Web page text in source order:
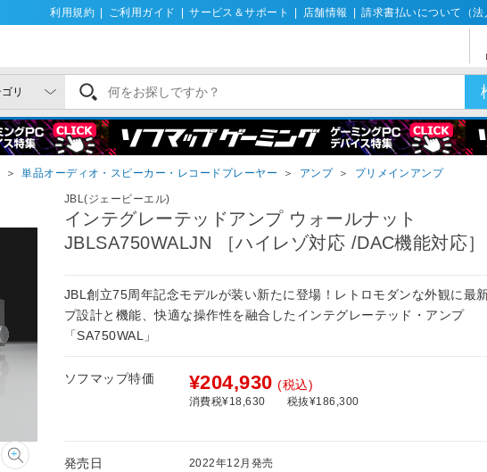
利用規約 ご利用ガイド サービス＆サポート 店舗情報 請求書払いについて（法
＞ 単品オーディオ・スピーカー・レコードプレーヤー ＞ アンプ ＞ プリメインアンプ
JBL(ジェービーエル)
インテグレーテッドアンプ ウォールナット
JBLSA750WALJN ［ハイレゾ対応 /DAC機能対応］
JBL創立75周年記念モデルが装い新たに登場！レトロモダンな外観に最
プ設計と機能、快適な操作性を融合したインテグレーテッド・アンプ
「SA750WAL」
ソフマップ特価 ¥204,930 (税込)
消費税¥18,630 税抜¥186,300
発売日 2022年12月発売